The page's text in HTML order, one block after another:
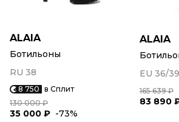
ALAIA
Ботильоны
RU 38
8 750 в Сплит
130 000 ₽
35 000 ₽ -73%
ALAIA
EU 36/
165 639 ₽
83 890